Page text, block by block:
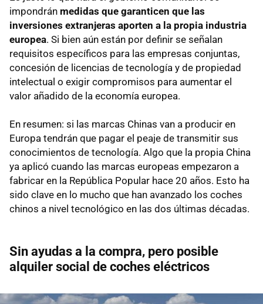
impondrán medidas que garanticen que las
inversiones extranjeras aporten a la propia industria
europea. Si bien aún están por definir se señalan
requisitos específicos para las empresas conjuntas,
concesión de licencias de tecnología y de propiedad
intelectual o exigir compromisos para aumentar el
valor añadido de la economía europea.
En resumen: si las marcas Chinas van a producir en
Europa tendrán que pagar el peaje de transmitir sus
conocimientos de tecnología. Algo que la propia China
ya aplicó cuando las marcas europeas empezaron a
fabricar en la República Popular hace 20 años. Esto ha
sido clave en lo mucho que han avanzado los coches
chinos a nivel tecnológico en las dos últimas décadas.
Sin ayudas a la compra, pero posible
alquiler social de coches eléctricos